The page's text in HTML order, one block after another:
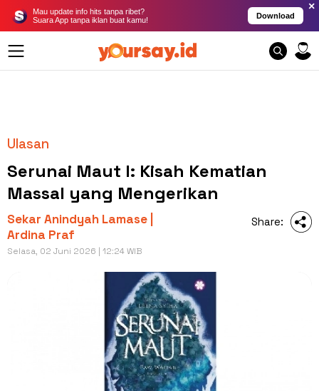
Mau update info hits tanpa ribet?
Suara App tanpa iklan buat kamu!
Download
×
Ulasan
Serunai Maut I: Kisah Kematian
Massal yang Mengerikan
Sekar Anindyah Lamase |
Ardina Praf
Selasa, 02 Juni 2026 | 12:24 WIB
Share: